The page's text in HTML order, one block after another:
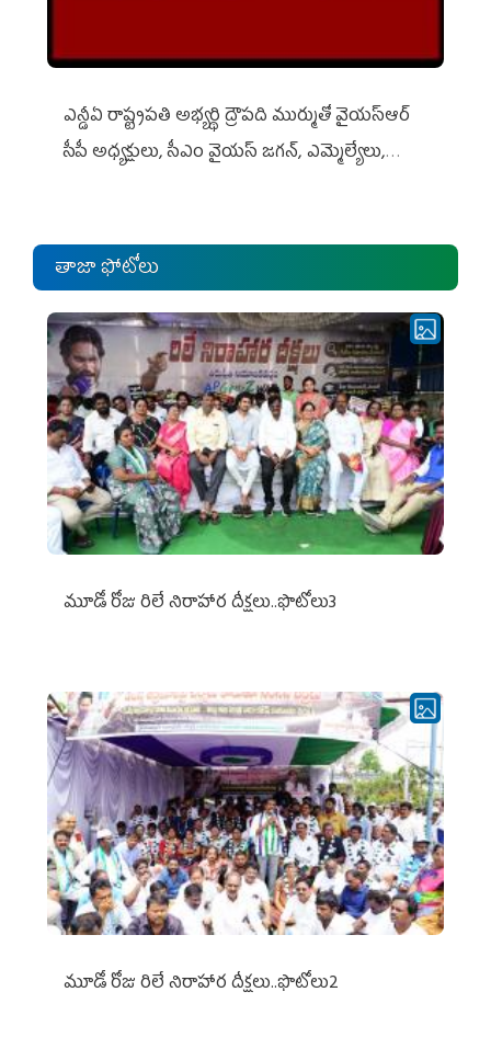
ఎన్డీఏ రాష్ట్ర‌ప‌తి అభ్య‌ర్థి ద్రౌప‌ది ముర్ముతో వైయ‌స్ఆర్
సీపీ అధ్య‌క్షులు, సీఎం వైయ‌స్ జ‌గ‌న్, ఎమ్మెల్యేలు,
తాజా ఫోటోలు
మూడో రోజు రిలే నిరాహార దీక్షలు..ఫొటోలు3
మూడో రోజు రిలే నిరాహార దీక్షలు..ఫొటోలు2